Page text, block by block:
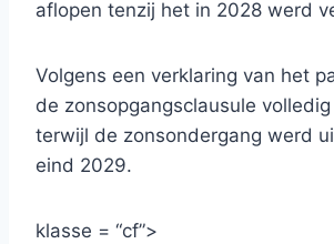
aflopen tenzij het in 2028 werd
Volgens een verklaring van het
de zonsopgangsclausule
terwijl de zonsondergang werd
eind 2029.
klasse = “cf”>